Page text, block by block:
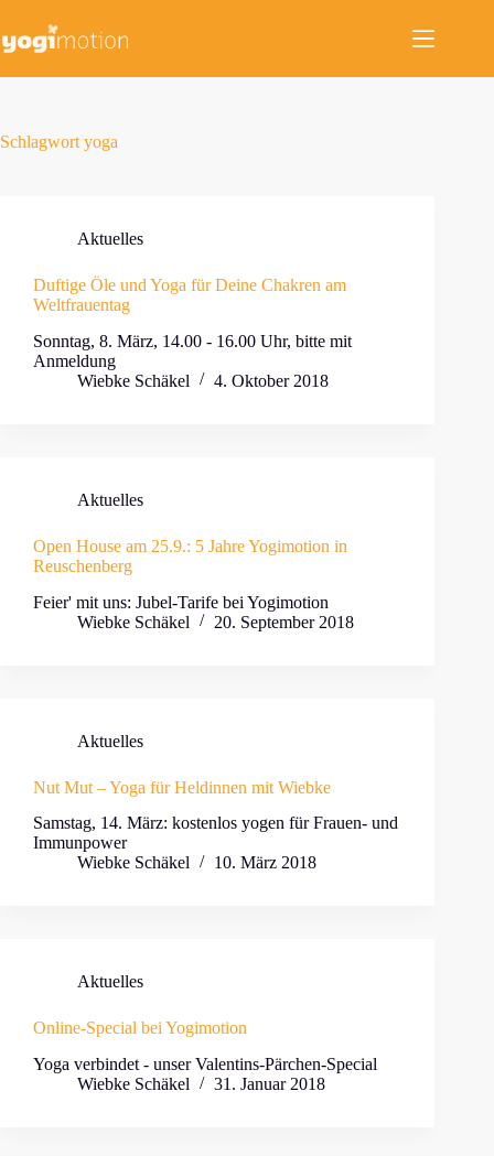
springen
Schlagwort yoga
Aktuelles
Duftige Öle und Yoga für Deine Chakren am
Weltfrauentag
Sonntag, 8. März, 14.00 - 16.00 Uhr, bitte mit
Anmeldung
Wiebke Schäkel
4. Oktober 2018
Aktuelles
Open House am 25.9.: 5 Jahre Yogimotion in
Reuschenberg
Feier' mit uns: Jubel-Tarife bei Yogimotion
Wiebke Schäkel
20. September 2018
Aktuelles
Nut Mut – Yoga für Heldinnen mit Wiebke
Samstag, 14. März: kostenlos yogen für Frauen- und
Immunpower
Wiebke Schäkel
10. März 2018
Aktuelles
Online-Special bei Yogimotion
Yoga verbindet - unser Valentins-Pärchen-Special
Wiebke Schäkel
31. Januar 2018